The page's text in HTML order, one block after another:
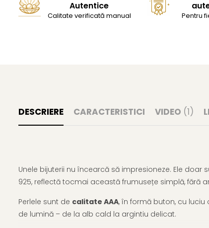
Autentice
Calitate verificată manual Pentru
DESCRIERE CARACTERISTICI VIDEO (1)
Unele bijuterii nu încearcă să impresioneze. Ele doar
925, reflectă tocmai această frumusețe simplă, fără
Perlele sunt de calitate AAA, în formă buton, cu
de lumină – de la alb cald la argintiu delicat.